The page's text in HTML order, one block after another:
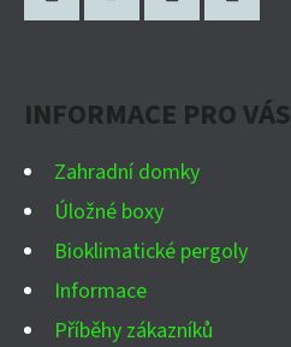
INFORMACE PRO VÁS
Zahradní domky
Úložné boxy
Bioklimatické pergoly
Informace
Příběhy zákazníků